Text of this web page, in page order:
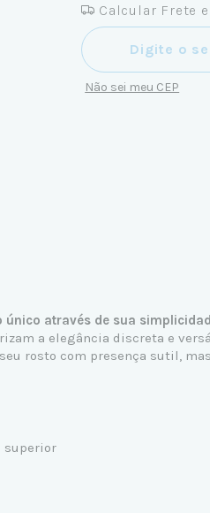
Calcular Frete
Entregas para o CEP:
Não sei meu CEP
único através de sua
a elegância discreta e
rosto com presença sutil,
superior